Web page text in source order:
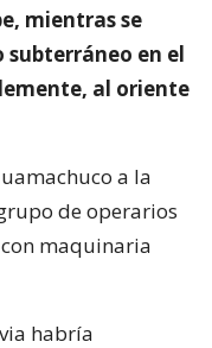
mientras se
en el
al oriente
a la
de operarios
maquinaria
habría